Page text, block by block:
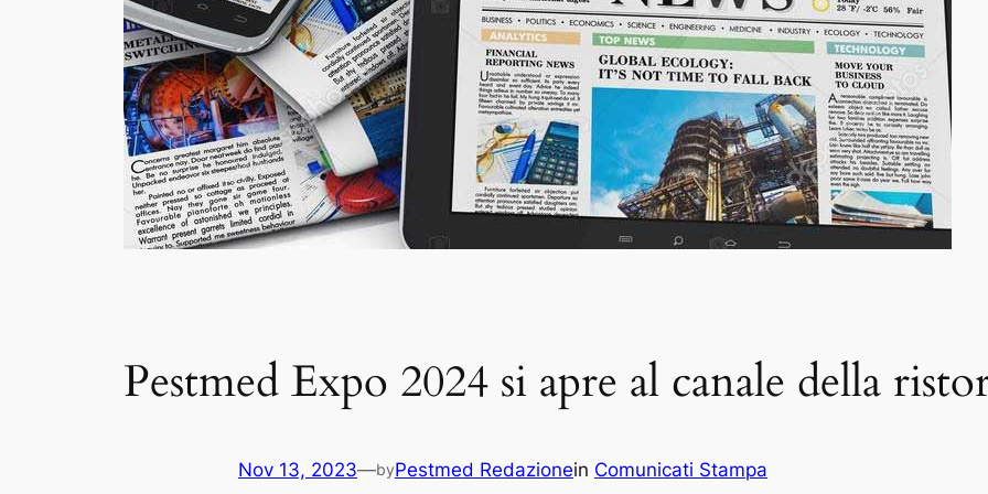
Pestmed Expo 2024 si apre al canale della
Nov 13, 2023—byPestmed Redazionein Comunicati Stampa